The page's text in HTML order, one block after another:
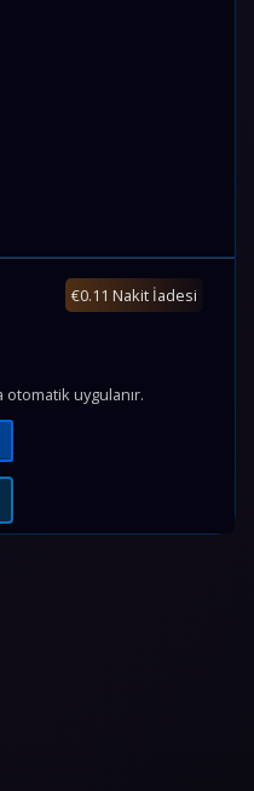
€0.11 Nakit İadesi
otomatik uygulanır.